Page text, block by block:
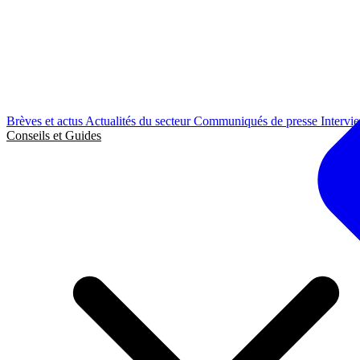
Brèves et actus Actualités du secteurCommuniqués de presse
Conseils et Guides